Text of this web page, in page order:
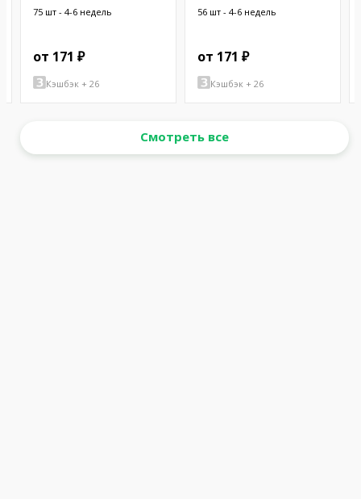
75 шт - 4-6 недель
от 171 ₽
Кэшбэк + 26
56 шт - 4-6 недель
от 171 ₽
Кэшбэк + 26
Смотреть все